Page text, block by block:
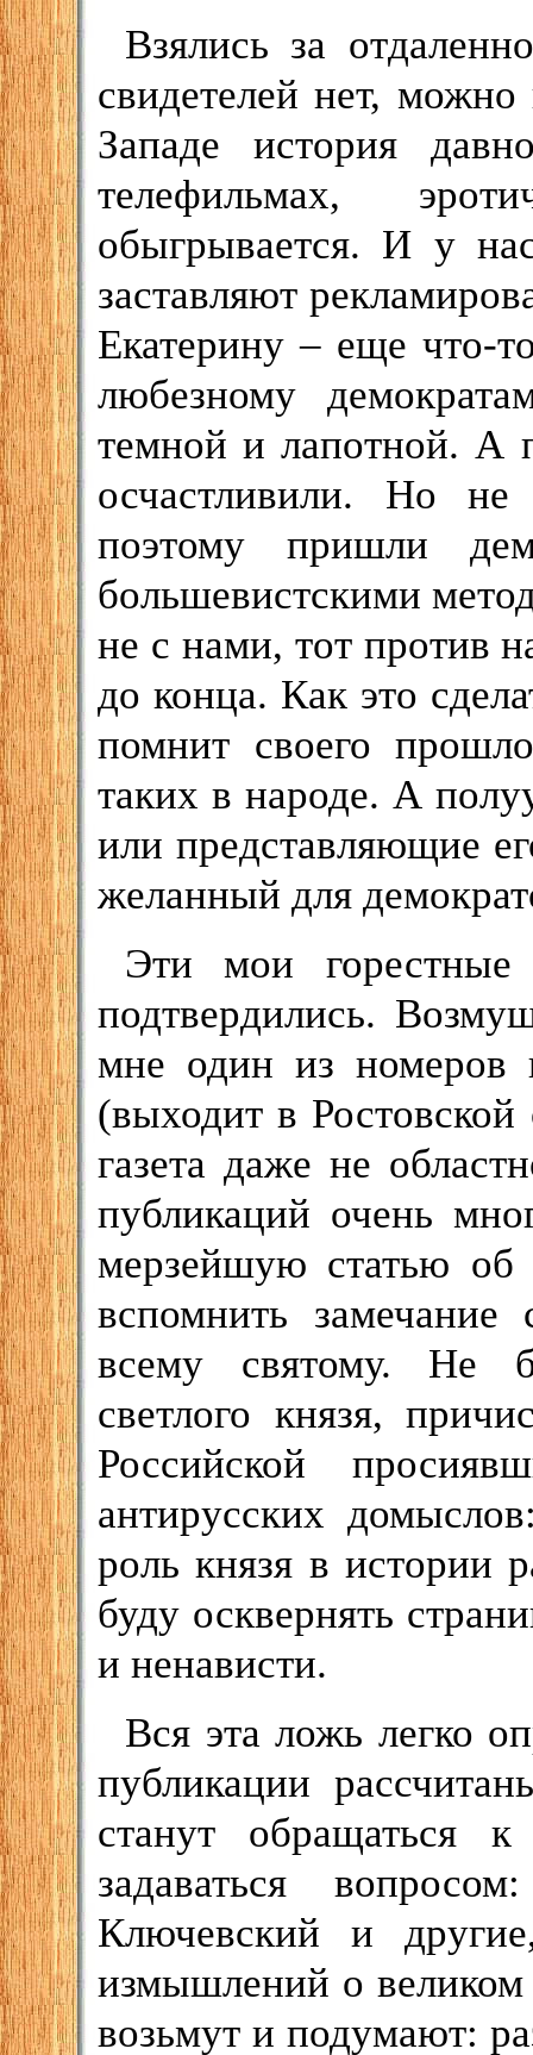
Взялись за
свидетелей нет,
Западе история
телефильмах,
обыгрывается. И у
заставляют
Екатерину – еще что-
любезному
темной и лапотной. А
осчастливили. Но не
поэтому пришли
большевистскими
не с нами, тот против
до конца. Как это
помнит своего
таких в народе. А
или представляющие
желанный для
Эти мои
подтвердились.
мне один из номеров
(выходит в
газета даже не
публикаций очень
мерзейшую статью об
вспомнить замечание
всему святому. Не
светлого князя,
Российской
антирусских
роль князя в истории
буду осквернять
и ненависти.
Вся эта ложь легко
публикации
станут обращаться
задаваться
Ключевский и
измышлений о
возьмут и подумают: